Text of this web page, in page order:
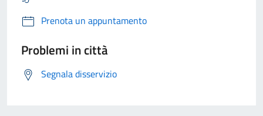
Prenota un appuntamento
Problemi in città
Segnala disservizio